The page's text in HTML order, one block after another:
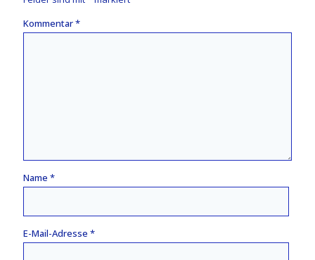
Kommentar*
Name *
E-Mail-Adresse *